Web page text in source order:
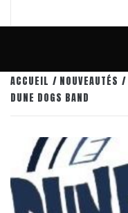
ACCUEIL NOUVEAUTÉS
DUNE DOGS BAND